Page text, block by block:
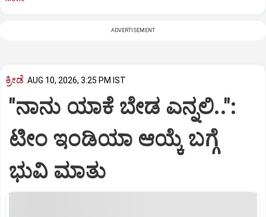
ADVERTISEMENT
ಕ್ರೀಡೆ AUG 10, 2026, 3:25 PM IST
"ನಾನು ಯಾಕೆ ಬೇಡ ಎನ್ನಲಿ..":
ಟೀಂ ಇಂಡಿಯಾ ಆಯ್ಕೆ ಬಗ್ಗೆ
ಭುವಿ ಮಾತು